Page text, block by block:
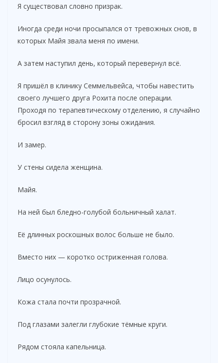
Я существовал словно призрак.
Иногда среди ночи просыпался от тревожных снов, в
которых Майя звала меня по имени.
А затем наступил день, который перевернул всё.
Я пришёл в клинику Семмельвейса, чтобы навестить
своего лучшего друга Рохита после операции.
Проходя по терапевтическому отделению, я случайно
бросил взгляд в сторону зоны ожидания.
И замер.
У стены сидела женщина.
Майя.
На ней был бледно-голубой больничный халат.
Её длинных роскошных волос больше не было.
Вместо них — коротко остриженная голова.
Лицо осунулось.
Кожа стала почти прозрачной.
Под глазами залегли глубокие тёмные круги.
Рядом стояла капельница.